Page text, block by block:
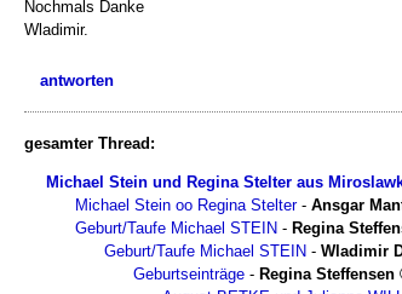
Nochmals Danke
Wladimir.
antworten
gesamter Thread:
Michael Stein und Regina Stelter aus
Michael Stein oo Regina Stelter- Ansgar
Geburt/Taufe Michael STEIN - Regina
Geburt/Taufe Michael STEIN - Wladimir
Geburtseinträge - Regina Steffensen